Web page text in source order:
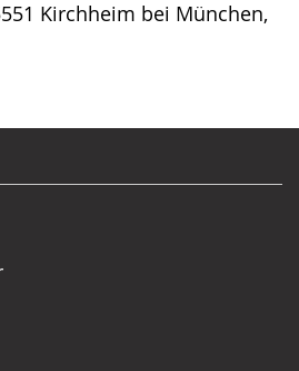
Kirchheim bei München,